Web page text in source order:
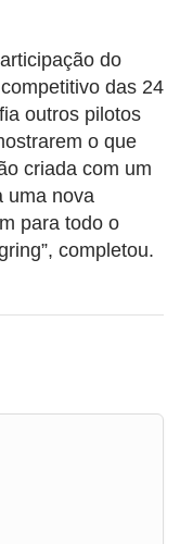
do
das 24
outros pilotos
o que
criada com um
uma nova
para todo o
completou.